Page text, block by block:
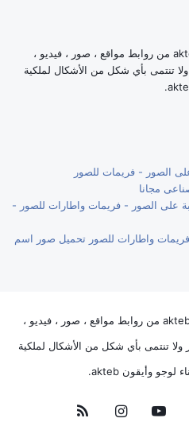
كل المعلومات المقدمة في موقع akteb من روابط مواقع ، صور ، فيديو ،
ولا تنتمى بأي شكل من الأشكال لملكية
الصور - فريمات للصور
مجانا
على الصور - فريمات واطارات للصور -
واطارات للصور تحميل صور اسم
كل المعلومات المقدمة في موقع akteb من روابط مواقع ، صور ، فيديو ،
ولا تنتمى بأي شكل من الأشكال لملكية
يوتيوبانستقرامملخص